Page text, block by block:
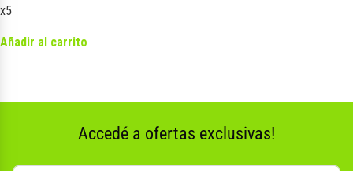
x5
Añadir al carrito
Accedé a ofertas exclusivas!